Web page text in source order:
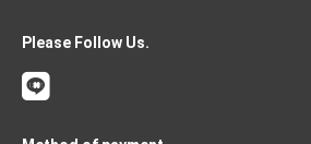
Please Follow Us.